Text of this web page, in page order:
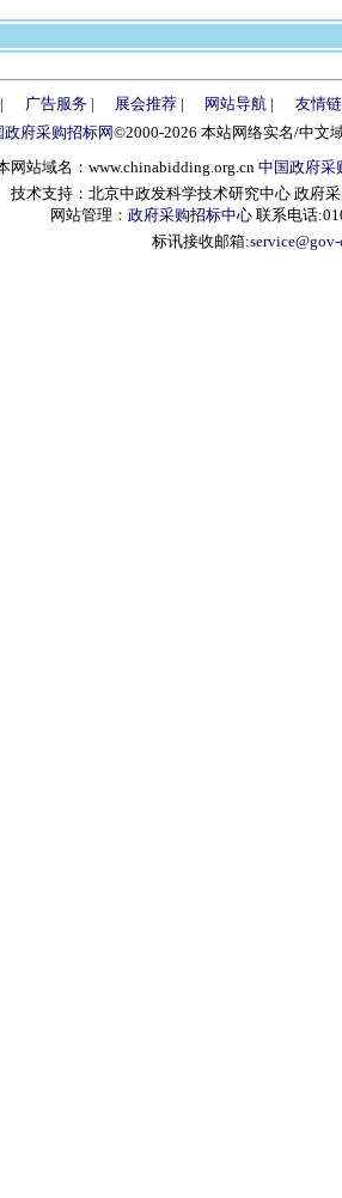
| 广告服务| 展会推荐| 网站导航 |
友情
政府采购招标网©2000-2026 本站网络实名/中文
网站域名：www.chinabidding.org.cn 中国政府采
技术支持：北京中政发科学技术研究中心 政府
网站管理： 政府采购招标中心 联系电话
标讯接收邮箱: